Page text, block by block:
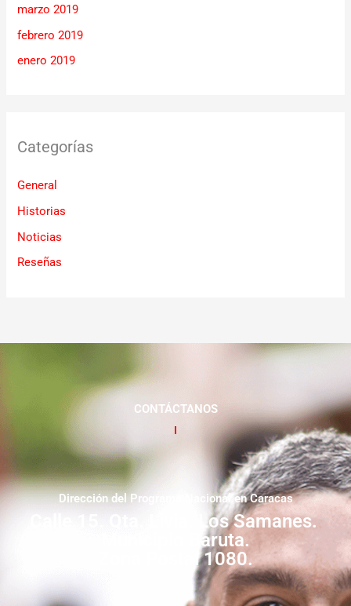
marzo 2019
febrero 2019
enero 2019
Categorías
General
Historias
Noticias
Reseñas
CONTÁCTANOS
Dirección del Programa Nacional en Caracas
Calle 15. Qta. Livia. Los Samanes.
Municipio Baruta.
Zona Postal 1080.